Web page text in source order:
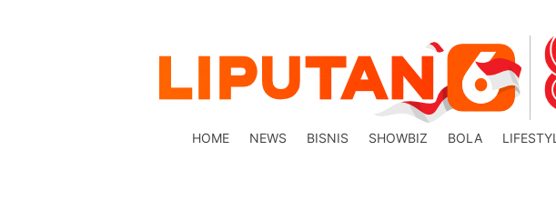
HOME NEWS BISNIS SHOWBIZ BOLA